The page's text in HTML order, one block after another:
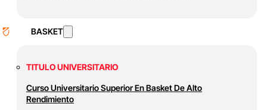
BASKET
TITULO UNIVERSITARIO
Curso Universitario Superior En Basket De Alto
Rendimiento